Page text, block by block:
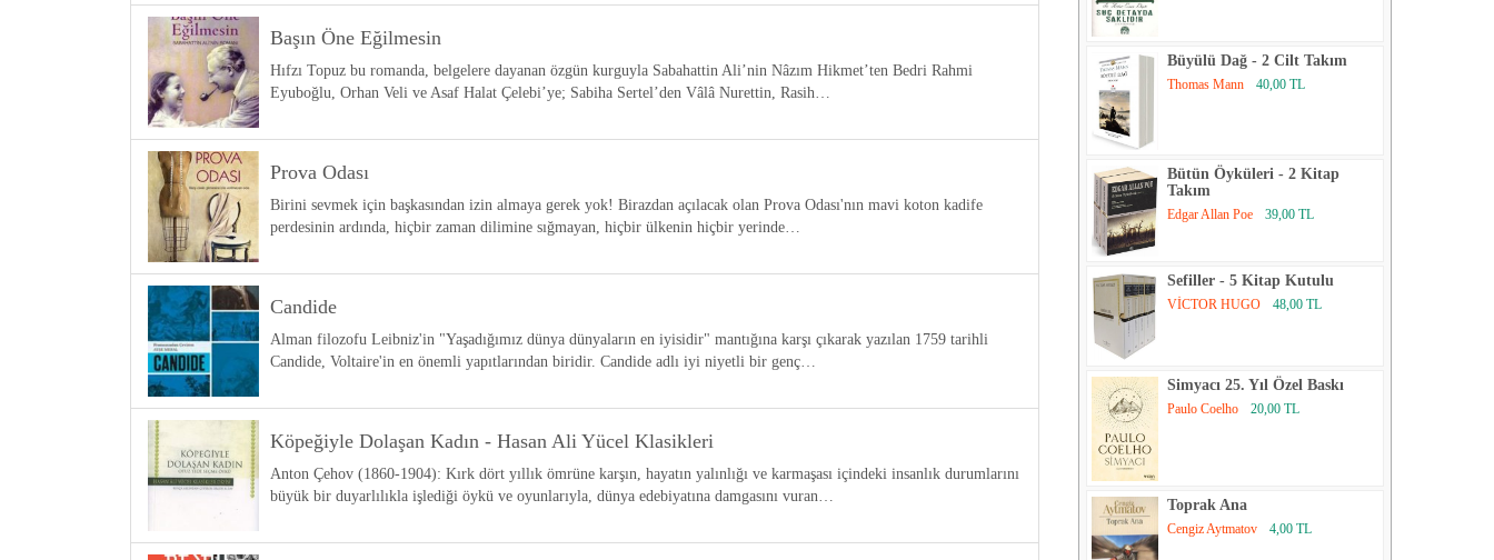
Başın Öne Eğilmesin
Hıfzı Topuz bu romanda, belgelere dayanan özgün kurguyla Sabahattin Ali’nin Nâzım Hikmet’ten Bedri Rahmi
Eyuboğlu, Orhan Veli ve Asaf Halat Çelebi’ye; Sabiha Sertel’den Vâlâ Nurettin, Rasih…
Prova Odası
Birini sevmek için başkasından izin almaya gerek yok! Birazdan açılacak olan Prova Odası'nın mavi koton kadife
perdesinin ardında, hiçbir zaman dilimine sığmayan, hiçbir ülkenin hiçbir yerinde…
Candide
Alman filozofu Leibniz'in "Yaşadığımız dünya dünyaların en iyisidir" mantığına karşı çıkarak yazılan 1759 tarihli
Candide, Voltaire'in en önemli yapıtlarından biridir. Candide adlı iyi niyetli bir genç…
Köpeğiyle Dolaşan Kadın - Hasan Ali Yücel Klasikleri
Anton Çehov (1860-1904): Kırk dört yıllık ömrüne karşın, hayatın yalınlığı ve karmaşası içindeki insanlık durumlarını
büyük bir duyarlılıkla işlediği öykü ve oyunlarıyla, dünya edebiyatına damgasını vuran…
Büyülü Dağ - 2 Cilt Takım
Thomas Mann 40,00 TL
Bütün Öyküleri - 2 Kitap
Takım
Edgar Allan Poe 39,00 TL
Sefiller - 5 Kitap Kutulu
VİCTOR HUGO 48,00 TL
Simyacı 25. Yıl Özel Baskı
Paulo Coelho 20,00 TL
Toprak Ana
Cengiz Aytmatov 4,00 TL